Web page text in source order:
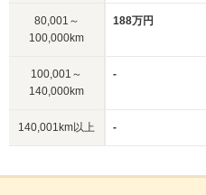
80,001～
100,000km
188万円
100,001～
140,000km
-
140,001km以上 -